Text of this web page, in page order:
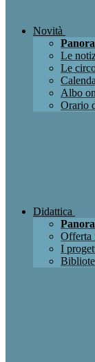
Novità
Le
Le
Albo
Orario
Didattica
Offerta
I